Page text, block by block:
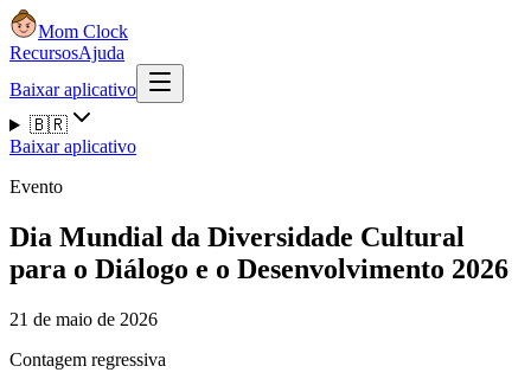
Mom Clock
RecursosAjuda
Baixar aplicativo
🇧🇷
Baixar aplicativo
Evento
Dia Mundial da Diversidade Cultural
para o Diálogo e o Desenvolvimento 2026
21 de maio de 2026
Contagem regressiva